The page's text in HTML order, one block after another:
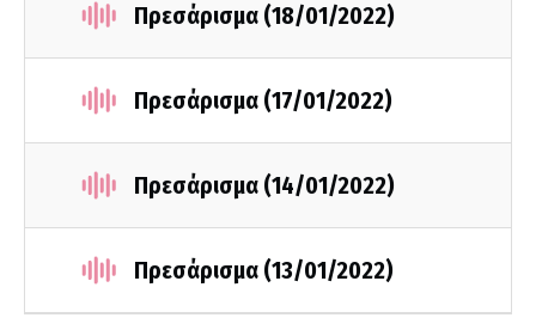
Πρεσάρισμα (18/01/2022)
Πρεσάρισμα (17/01/2022)
Πρεσάρισμα (14/01/2022)
Πρεσάρισμα (13/01/2022)